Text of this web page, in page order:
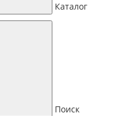
Каталог
Поиск